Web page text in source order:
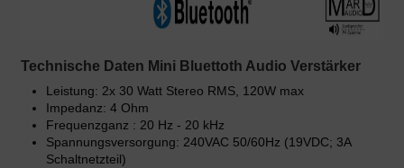
Technische Daten Mini Bluettoth Audio Verstärker
Leistung: 2x 30 Watt Stereo RMS, 120W max
Impedanz: 4 Ohm
Frequenzganz : 20 Hz - 20 kHz
Spannungsversorgung: 240VAC 50/60Hz (19VDC; 3A
Schaltnetzteil)